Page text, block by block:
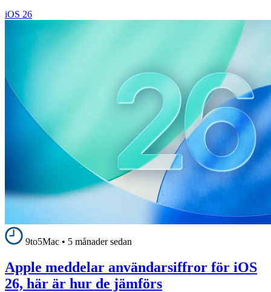
iOS 26
9to5Mac • 5 månader sedan
Apple meddelar användarsiffror för iOS
26, här är hur de jämförs